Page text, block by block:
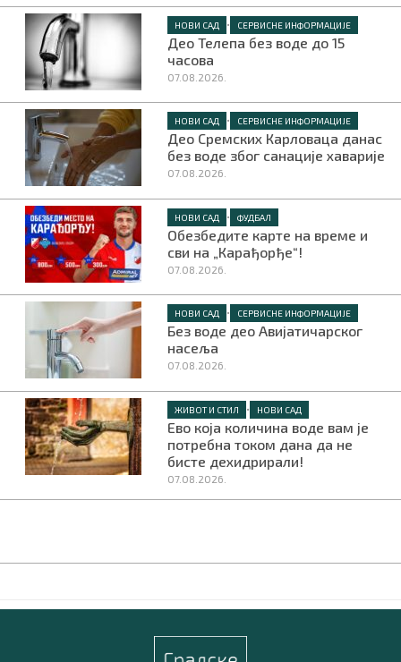
НОВИ САД • СЕРВИСНЕ ИНФОРМАЦИЈЕ
Део Телепа без воде до 15
часова
07.08.2026.
НОВИ САД • СЕРВИСНЕ ИНФОРМАЦИЈЕ
Део Сремских Карловаца данас
без воде због санације хаварије
07.08.2026.
НОВИ САД • ФУДБАЛ
Обезбедите карте на време и
сви на „Карађорђе“!
07.08.2026.
НОВИ САД • СЕРВИСНЕ ИНФОРМАЦИЈЕ
Без воде део Авијатичарског
насеља
07.08.2026.
ЖИВОТ И СТИЛ • НОВИ САД
Ево која количина воде вам је
потребна током дана да не
бисте дехидрирали!
07.08.2026.